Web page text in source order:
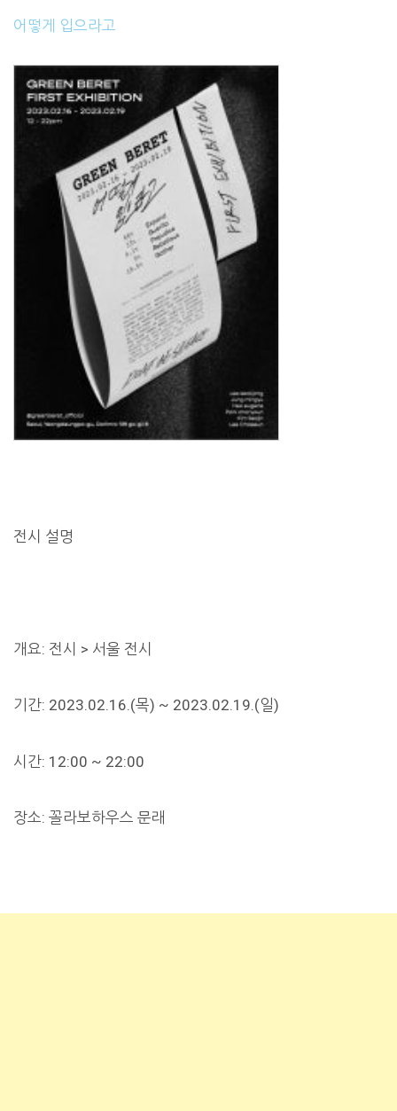
어떻게 입으라고
전시 설명
개요: 전시 > 서울 전시
기간: 2023.02.16.(목) ~ 2023.02.19.(일)
시간: 12:00 ~ 22:00
장소: 꼴라보하우스 문래